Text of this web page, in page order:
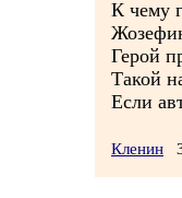
К чему
Герой
Такой
Если
Кленин